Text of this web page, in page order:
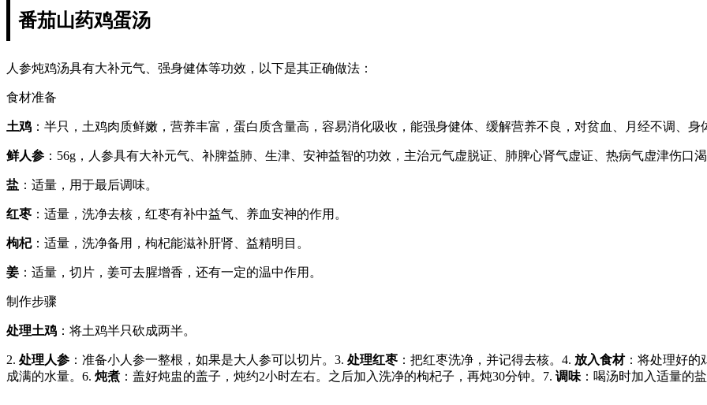
番茄山药鸡蛋汤
人参炖鸡汤具有大补元气、强身健体等功效，以下是其正确做法：
食材准备
土鸡 ：半只，土鸡肉质鲜嫩，营养丰富，蛋白质含量高，容易消化吸收，能强身健体、缓解营养不良，对贫血、月经不调、身
鲜人参 ：56g，人参具有大补元气、补脾益肺、生津、安神益智的功效，主治元气虚脱证、肺脾心肾气虚证、热病气虚津伤口
盐 ：适量，用于最后调味。
红枣 ：适量，洗净去核，红枣有补中益气、养血安神的作用。
枸杞：适量，洗净备用，枸杞能滋补肝肾、益精明目。
姜 ：适量，切片，姜可去腥增香，还有一定的温中作用。
制作步骤
处理土鸡 ：将土鸡半只砍成两半。
2. 处理人参 ：准备小人参一整根，如果是大人参可以切片。3. 处理红枣 ：把红枣洗净，并记得去核。4. 放入食材：将处理好的
成满的水量。6. 炖煮 ：盖好炖盅的盖子，炖约2小时左右。之后加入洗净的枸杞子，再炖30分钟。7. 调味 ：喝汤时加入适量的